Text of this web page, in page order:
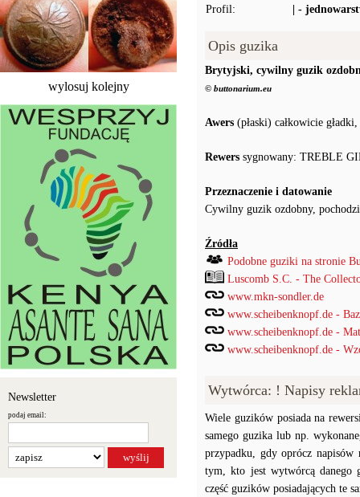
wylosuj kolejny
Newsletter
podaj email:
Profil:
| -
Opis guzika
Brytyjski, cywilny guzik
© buttonarium.eu
Awers (płaski) całkowicie
Rewers sygnowany: TREBLE
Przeznaczenie i datowanie
Cywilny guzik ozdobny,
Źródła
Podobne guziki na stronie
Luscomb S.C. - The
www.mkn-sondler.de
www.scheibenknopf.de -
www.scheibenknopf.de -
www.scheibenknopf.de -
Wytwórca: ! Napisy
Wiele guzików posiada na
samego guzika lub np.
przypadku, gdy oprócz napisów
tym, kto jest wytwórcą danego
część guzików posiadających te